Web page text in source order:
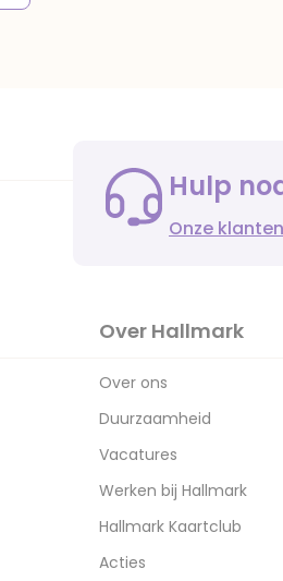
Hulp
Onze
Over Hallmark
Over ons
Duurzaamheid
Vacatures
Werken bij Hallmark
Hallmark Kaartclub
Acties